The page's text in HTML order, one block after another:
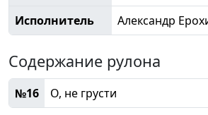
Исполнитель
Александр
Содержание рулона
№16 О, не грусти